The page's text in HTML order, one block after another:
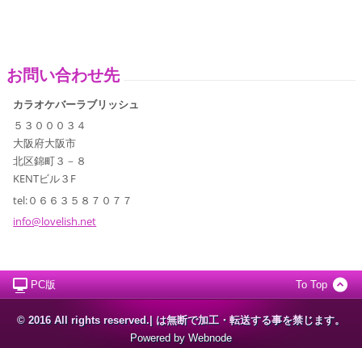
お問い合わせ先
カラオケバーラブリッシュ
５３０００３４
大阪府大阪市
北区錦町３－８
KENTビル３F
tel:０６６３５８７０７７
info@lovelish.net
PC版 To Top
© 2016 All rights reserved.| は無断で加工・転送する事を禁じます。
Powered by Webnode